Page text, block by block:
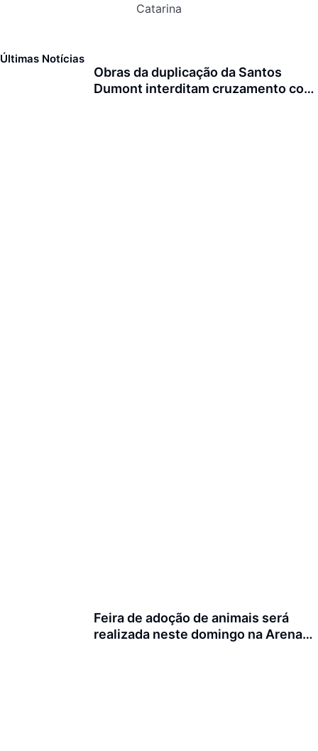
Catarina
Últimas Notícias
Obras da duplicação da Santos
Dumont interditam cruzamento com
Feira de adoção de animais será
realizada neste domingo na Arena